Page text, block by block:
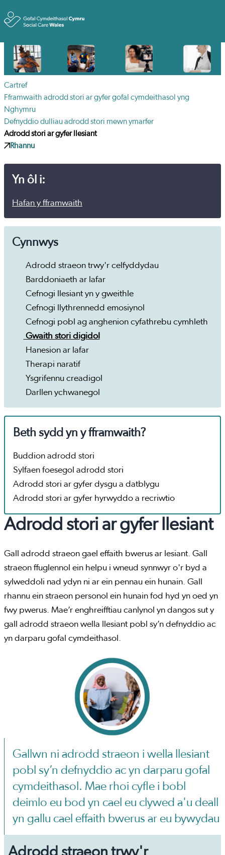
Cartref
Fframwaith adrodd stori ar gyfer gofal cymdeithasol yng
Nghymru
Defnyddio dulliau adrodd stori mewn ymarfer
Adrodd stori ar gyfer llesiant
Rhannu
Yn ôl i:
Hafan y fframwaith
Cynnwys
Adrodd straeon trwy'r celfyddydau
Barddoniaeth ar lafar
Cefnogi llesiant yn y gweithle
Cefnogi llythrennedd emosiynol
Cefnogi pobl ag anghenion cyfathrebu cymhleth
Gwaith stori digidol
Hanesion ar lafar
Therapi naratif
Ysgrifennu creadigol
Darllen ychwanegol
Beth sydd yn y fframwaith?
Buddion adrodd stori
Sylfaen foesegol adrodd stori
Adrodd stori ar gyfer dysgu a datblygu
Adrodd stori ar gyfer hyrwyddo a recriwtio
Adrodd stori ar gyfer llesiant
Gall adrodd straeon gael effaith bwerus ar lesiant. Gall
straeon ffuglennol ein helpu i wneud synnwyr o'r byd a
sylweddoli nad ydyn ni ar ein pennau ein hunain. Gall
rhannu ein straeon personol ein hunain fod hyd yn oed yn
fwy pwerus. Mae’r enghreifftiau canlynol yn dangos sut y
gall adrodd straeon wella llesiant pobl sy’n defnyddio ac
yn darparu gofal cymdeithasol.
Gallwn ni adrodd straeon i wella llesiant
pobl sy’n defnyddio ac yn darparu gofal
cymdeithasol. Mae rhoi cyfle i bobl
deimlo eu bod yn cael eu clywed a'u deall
yn gallu cael effaith bwerus ar eu bywydau